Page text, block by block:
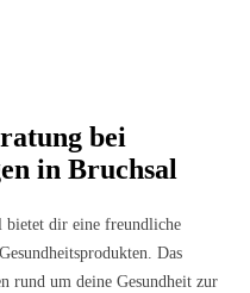
bei
in Bruchsal
bietet dir eine freundliche
Das
rund um deine Gesundheit zur